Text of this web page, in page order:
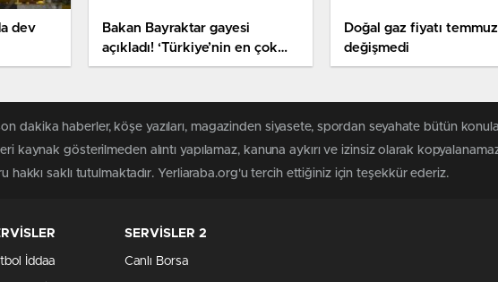
dev
Bakan Bayraktar gayesi
açıkladı! ‘Türkiye’nin en çok
petrol üreten ili haline
Doğal gaz fiyatı
değişmedi
dakika haberler, köşe yazıları, magazinden siyasete, spordan seyahate bütün
kaynak gösterilmeden alıntı yapılamaz, kanuna aykırı ve izinsiz olarak
hakkı saklı tutulmaktadır. Yerliaraba.org'u tercih ettiğiniz için teşekkür ederiz.
İddaa
SERVİSLER 2
Canlı Borsa